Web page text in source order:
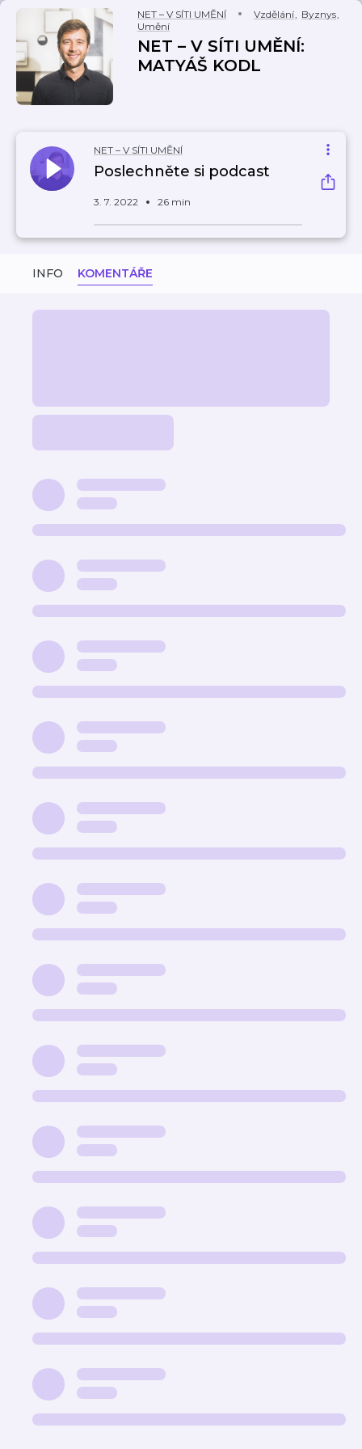
NET – V SÍTI UMĚNÍ Vzdělání, Byznys,
Umění
NET – V SÍTI UMĚNÍ:
MATYÁŠ KODL
NET – V SÍTI UMĚNÍ
Poslechněte si podcast
3. 7. 2022 26 min
INFO KOMENTÁŘE